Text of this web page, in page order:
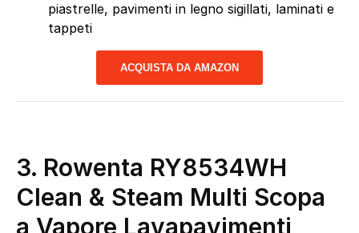
piastrelle, pavimenti in legno sigillati, laminati e
tappeti
ACQUISTA DA AMAZON
3. Rowenta RY8534WH
Clean & Steam Multi Scopa
a Vapore Lavapavimenti